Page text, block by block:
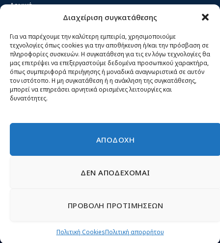
Διαχείριση συγκατάθεσης
Για να παρέχουμε την καλύτερη εμπειρία, χρησιμοποιούμε
τεχνολογίες όπως cookies για την αποθήκευση ή/και την πρόσβαση σε
πληροφορίες συσκευών. Η συγκατάθεση για τις εν λόγω τεχνολογίες θα
μας επιτρέψει να επεξεργαστούμε δεδομένα προσωπικού χαρακτήρα,
όπως συμπεριφορά περιήγησης ή μοναδικά αναγνωριστικά σε αυτόν
τον ιστότοπο. Η μη συγκατάθεση ή η ανάκληση της συγκατάθεσης,
μπορεί να επηρεάσει αρνητικά ορισμένες λειτουργίες και
δυνατότητες.
ΑΠΟΔΟΧΗ
ΔΕΝ ΑΠΟΔΕΧΟΜΑΙ
ΠΡΟΒΟΛΗ ΠΡΟΤΙΜΗΣΕΩΝ
Πολιτική CookiesΠολιτική απορρήτου
Αρχική
Κίνημα ΝΙΚΗ – Ποιοι είμαστε, αρχές & δράση
Θέσεις
Πρόσωπα
Όργανα και ομάδες
Βίντεο
Δελτία Τύπου
© 2026 Νίκη
Έντυπα
Εγγραφή μέλους
Γίνε φίλος